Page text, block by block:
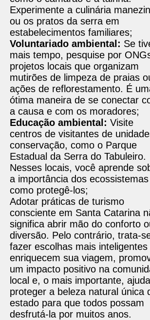
Experimente a culinária
ou os pratos da serra em
estabelecimentos familiares;
Voluntariado ambiental: Se
mais tempo, pesquise por
projetos locais que organizam
mutirões de limpeza de praias
ações de reflorestamento. É
ótima maneira de se conectar
a causa e com os moradores;
Educação ambiental: Visite
centros de visitantes de
conservação, como o Parque
Estadual da Serra do Tabuleiro.
Nesses locais, você aprende
a importância dos
como protegê-los;
Adotar práticas de turismo
consciente em Santa Catarina
significa abrir mão do conforto
diversão. Pelo contrário, trata-
fazer escolhas mais inteligentes
enriquecem sua viagem,
um impacto positivo na
local e, o mais importante,
proteger a beleza natural única
estado para que todos possam
desfrutá-la por muitos anos.